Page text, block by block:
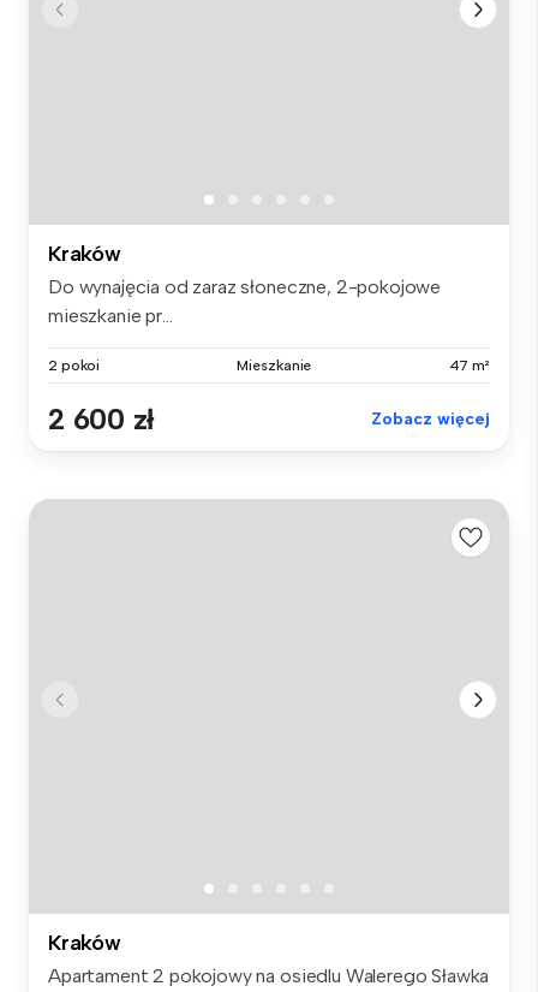
Kraków
Do wynajęcia od zaraz słoneczne, 2-pokojowe
mieszkanie pr...
2 pokoi Mieszkanie 47 m²
2 600 zł Zobacz więcej
Kraków
Apartament 2 pokojowy na osiedlu Walerego Sławka